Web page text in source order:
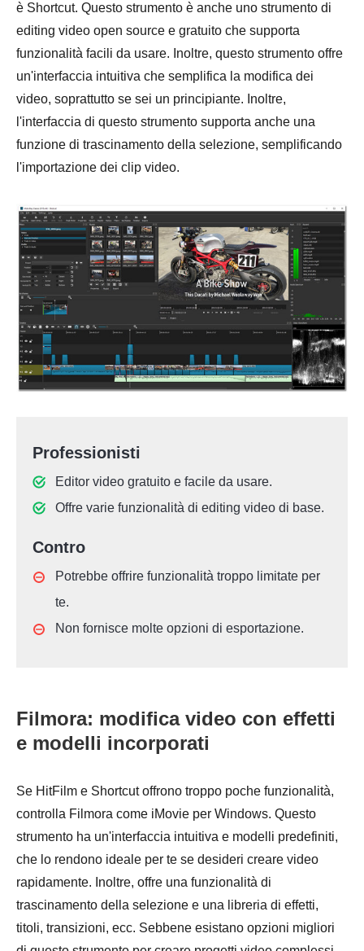
è Shortcut. Questo strumento è anche uno strumento di
editing video open source e gratuito che supporta
funzionalità facili da usare. Inoltre, questo strumento offre
un'interfaccia intuitiva che semplifica la modifica dei
video, soprattutto se sei un principiante. Inoltre,
l'interfaccia di questo strumento supporta anche una
funzione di trascinamento della selezione, semplificando
l'importazione dei clip video.
Professionisti
Editor video gratuito e facile da usare.
Offre varie funzionalità di editing video di base.
Contro
Potrebbe offrire funzionalità troppo limitate per
te.
Non fornisce molte opzioni di esportazione.
Filmora: modifica video con effetti
e modelli incorporati
Se HitFilm e Shortcut offrono troppo poche funzionalità,
controlla Filmora come iMovie per Windows. Questo
strumento ha un'interfaccia intuitiva e modelli predefiniti,
che lo rendono ideale per te se desideri creare video
rapidamente. Inoltre, offre una funzionalità di
trascinamento della selezione e una libreria di effetti,
titoli, transizioni, ecc. Sebbene esistano opzioni migliori